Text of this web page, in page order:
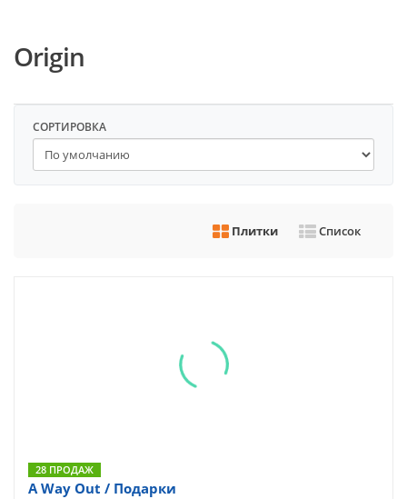
Origin
СОРТИРОВКА
Плитки Список
28 ПРОДАЖ
A Way Out / Подарки